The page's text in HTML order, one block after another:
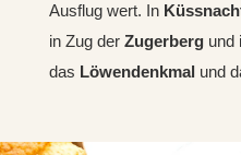
Ausflug wert. In
in Zug der Zugerbergund
das Löwendenkmal und